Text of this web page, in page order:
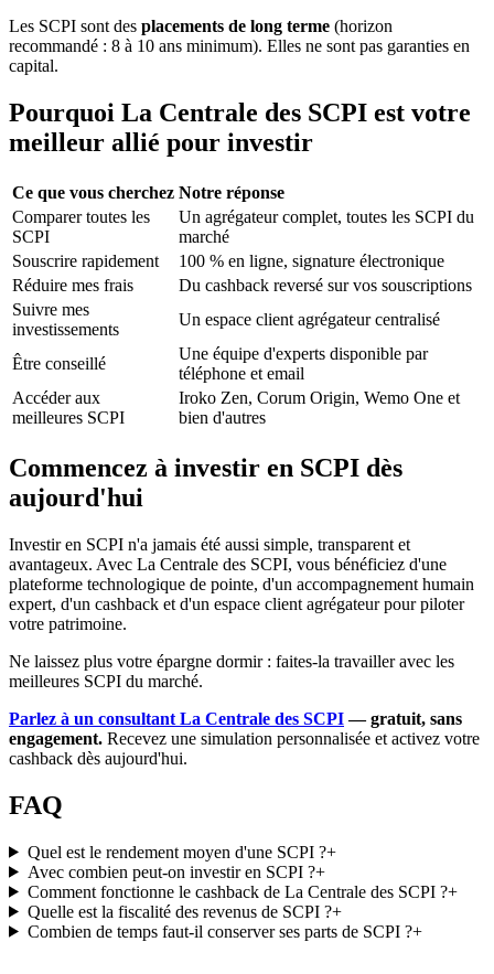
Les SCPI sont des placements de long terme (horizon
recommandé : 8 à 10 ans minimum). Elles ne sont pas garanties en
capital.
Pourquoi La Centrale des SCPI est votre
meilleur allié pour investir
Ce que vous cherchez Notre réponse
Comparer toutes les
SCPI
Un agrégateur complet, toutes les SCPI du
marché
Souscrire rapidement
100 % en ligne, signature électronique
Réduire mes frais
Du cashback reversé sur vos souscriptions
Suivre mes
investissements
Un espace client agrégateur centralisé
Être conseillé
Une équipe d'experts disponible par
téléphone et email
Accéder aux
meilleures SCPI
Iroko Zen, Corum Origin, Wemo One et
bien d'autres
Commencez à investir en SCPI dès
aujourd'hui
Investir en SCPI n'a jamais été aussi simple, transparent et
avantageux. Avec La Centrale des SCPI, vous bénéficiez d'une
plateforme technologique de pointe, d'un accompagnement humain
expert, d'un cashback et d'un espace client agrégateur pour piloter
votre patrimoine.
Ne laissez plus votre épargne dormir : faites-la travailler avec les
meilleures SCPI du marché.
Parlez à un consultant La Centrale des SCPI— gratuit, sans
engagement. Recevez une simulation personnalisée et activez votre
cashback dès aujourd'hui.
FAQ
Quel est le rendement moyen d'une SCPI ?+
Avec combien peut-on investir en SCPI ?+
Comment fonctionne le cashback de La Centrale des SCPI ?+
Quelle est la fiscalité des revenus de SCPI ?+
Combien de temps faut-il conserver ses parts de SCPI ?+